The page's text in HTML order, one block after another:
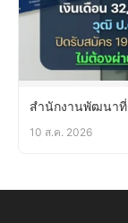
สำนักงานพัฒนาที่
10 ส.ค. 2026